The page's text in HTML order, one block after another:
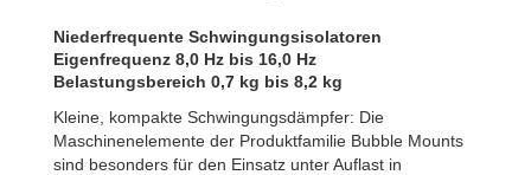
Niederfrequente Schwingungsisolatoren
Eigenfrequenz 8,0 Hz bis 16,0 Hz
Belastungsbereich 0,7 kg bis 8,2 kg
Kleine, kompakte Schwingungsdämpfer: Die
Maschinenelemente der Produktfamilie Bubble Mounts
sind besonders für den Einsatz unter Auflast in